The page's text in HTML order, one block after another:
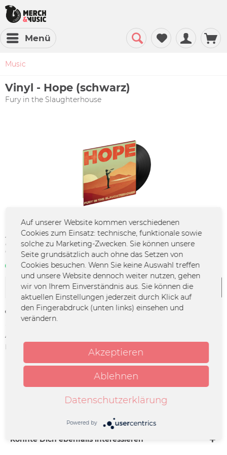
Menü
Music
Vinyl - Hope (schwarz)
Fury in the Slaughterhouse
27,99 € *
*inkl. MwSt. zzgl. Versandkosten
Sofort verfügbar | 3 - 4 Werktage
In den Warenkorb
Merken
Artikel-Nr.:
Herstellerinfo:
MERCHCOWBOY GmbH & Co. KG |
Friedrich-Ebert-Straße 7 | 48153
Münster | info@merchcowboy.com
Beschreibung
Fury in the Slaughterhouse - HOPE Vinyl, schwarz
Könnte Dich ebenfalls interessieren
Auf unserer Website kommen verschiedenen
Cookies zum Einsatz: technische, funktionale sowie
solche zu Marketing-Zwecken. Sie können unsere
Seite grundsätzlich auch ohne das Setzen von
Cookies besuchen. Wenn Sie keine Auswahl treffen
und unsere Website dennoch weiter nutzen, gehen
wir von Ihrem Einverständnis aus. Sie können die
aktuellen Einstellungen jederzeit durch Klick auf
den Fingerabdruck (unten links) einsehen und
verändern.
Akzeptieren
Ablehnen
Datenschutzerklärung
Powered by